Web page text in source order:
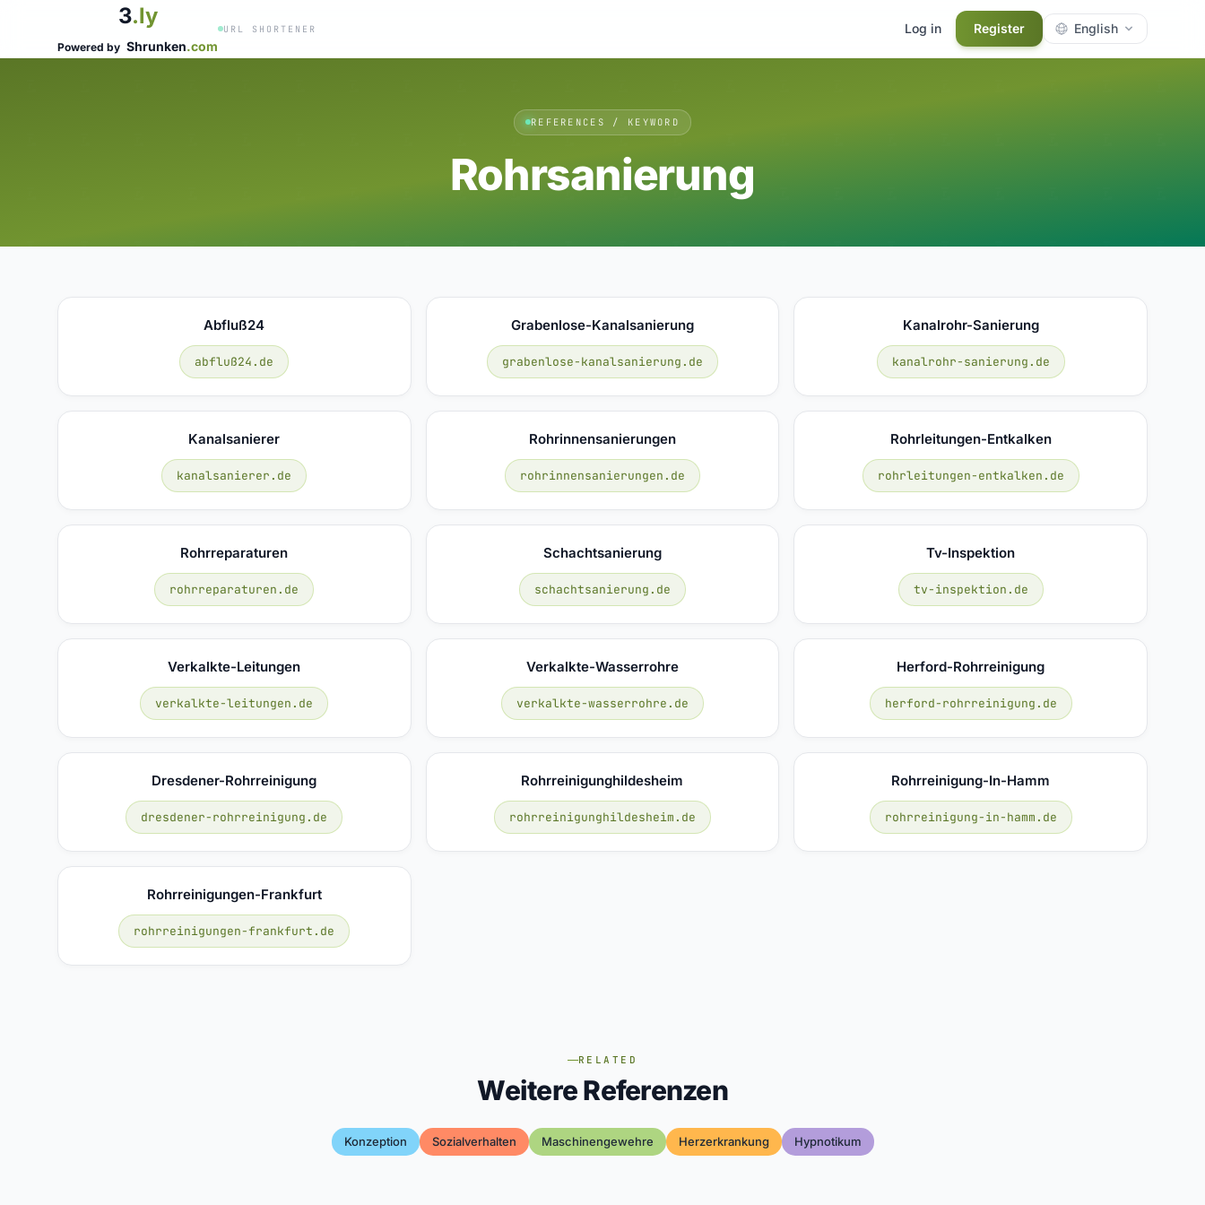
3.ly
Powered by Shrunken.com
URL SHORTENER Log in Register English
REFERENCES / KEYWORD
Rohrsanierung
Abfluß24
abfluß24.de
Grabenlose-Kanalsanierung
grabenlose-kanalsanierung.de
Kanalrohr-Sanierung
kanalrohr-sanierung.de
Kanalsanierer
kanalsanierer.de
Rohrinnensanierungen
rohrinnensanierungen.de
Rohrleitungen-Entkalken
rohrleitungen-entkalken.de
Rohrreparaturen
rohrreparaturen.de
Schachtsanierung
schachtsanierung.de
Tv-Inspektion
tv-inspektion.de
Verkalkte-Leitungen
verkalkte-leitungen.de
Verkalkte-Wasserrohre
verkalkte-wasserrohre.de
Herford-Rohrreinigung
herford-rohrreinigung.de
Dresdener-Rohrreinigung
dresdener-rohrreinigung.de
Rohrreinigunghildesheim
rohrreinigunghildesheim.de
Rohrreinigung-In-Hamm
rohrreinigung-in-hamm.de
Rohrreinigungen-Frankfurt
rohrreinigungen-frankfurt.de
RELATED
Weitere Referenzen
Konzeption Sozialverhalten Maschinengewehre Herzerkrankung Hypnotikum